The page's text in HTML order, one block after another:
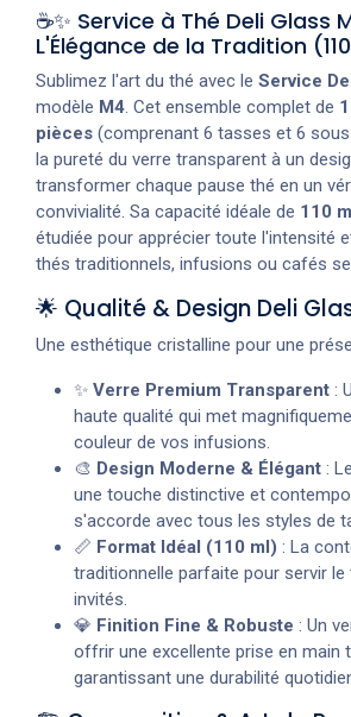
☕✨ Service à Thé Deli Glass
L'Élégance de la Tradition
Sublimez l'art du thé avec le Service
modèle M4. Cet ensemble complet de
pièces (comprenant 6 tasses et 6
la pureté du verre transparent à un
transformer chaque pause thé en un
convivialité. Sa capacité idéale de 110
étudiée pour apprécier toute l'intensité
thés traditionnels, infusions ou cafés
🌟 Qualité & Design Deli
Une esthétique cristalline pour une
✨ Verre Premium Transparent :
haute qualité qui met
couleur de vos infusions.
🎨 Design Moderne & Élégant :
une touche distinctive et
s'accorde avec tous les styles de
📏 Format Idéal (110 ml) : La
traditionnelle parfaite pour servir le
invités.
💎 Finition Fine & Robuste : Un
offrir une excellente prise en main
garantissant une durabilité